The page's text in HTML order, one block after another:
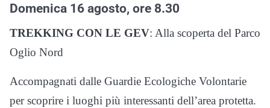
Domenica 16 agosto, ore 8.30
TREKKING CON LE GEV: Alla scoperta del Parco
Oglio Nord
Accompagnati dalle Guardie Ecologiche Volontarie
per scoprire i luoghi più interessanti dell’area protetta.